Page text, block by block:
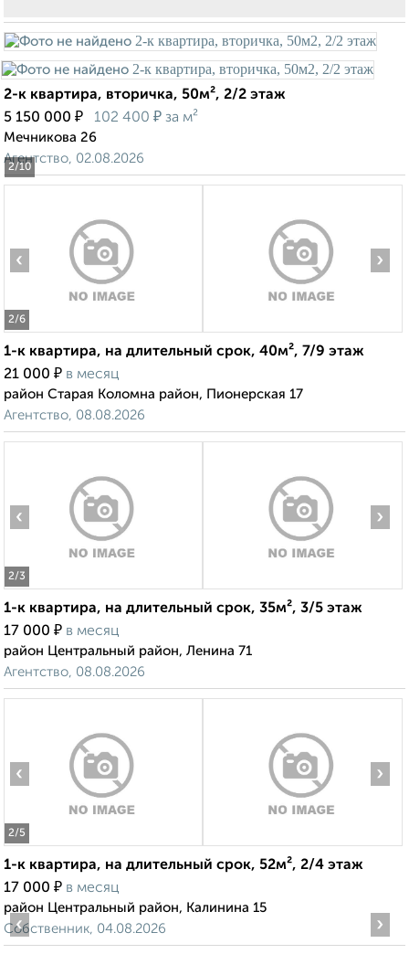
2/10
2-к квартира, вторичка, 50м², 2/2 этаж
5 150 000 ₽ 102 400 ₽ за м²
Мечникова 26
Агентство, 02.08.2026
2/6
‹ ›
1-к квартира, на длительный срок, 40м², 7/9 этаж
21 000 ₽ в месяц
район Старая Коломна район, Пионерская 17
Агентство, 08.08.2026
2/3
‹ ›
1-к квартира, на длительный срок, 35м², 3/5 этаж
17 000 ₽ в месяц
район Центральный район, Ленина 71
Агентство, 08.08.2026
2/5
‹ ›
1-к квартира, на длительный срок, 52м², 2/4 этаж
17 000 ₽ в месяц
район Центральный район, Калинина 15
Собственник, 04.08.2026
‹ ›